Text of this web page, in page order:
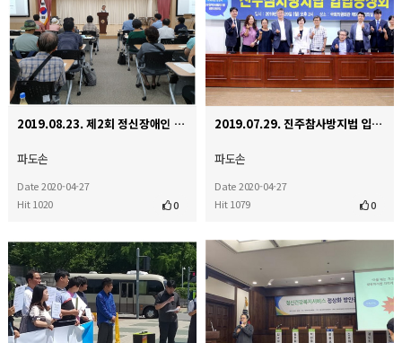
2019.08.23. 제2회 정신장애인 당사자포험 개최
파도손
Date 2020-04-27
Hit 1020
0
2019.07.29. 진주참사방지법 입법공청회
파도손
Date 2020-04-27
Hit 1079
0